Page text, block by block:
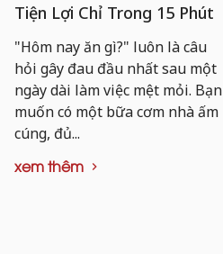
Tiện Lợi Chỉ Trong 15 Phút
"Hôm nay ăn gì?" luôn là câu
hỏi gây đau đầu nhất sau một
ngày dài làm việc mệt mỏi. Bạn
muốn có một bữa cơm nhà ấm
cúng, đủ...
xem thêm